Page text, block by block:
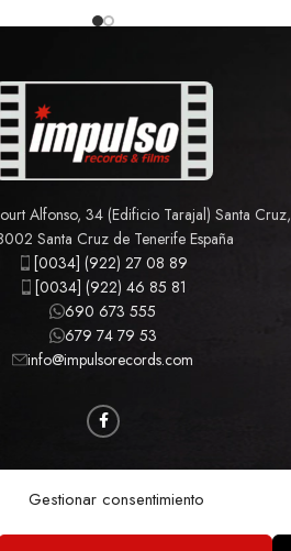
Gestionar consentimiento
Alfonso, 34 (Edificio Tarajal) Santa Cruz,
Santa Cruz de Tenerife España
[0034] (922) 27 08 89
[0034] (922) 46 85 81
690 673 555
679 74 79 53
info@impulsorecords.com